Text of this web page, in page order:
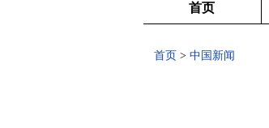
首页
首页 > 中国新闻